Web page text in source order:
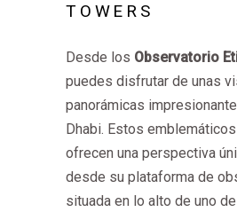
TOWERS
Desde los Observatorio
puedes disfrutar de unas
panorámicas
Dhabi. Estos
ofrecen una perspectiva
desde su plataforma de
situada en lo alto de uno